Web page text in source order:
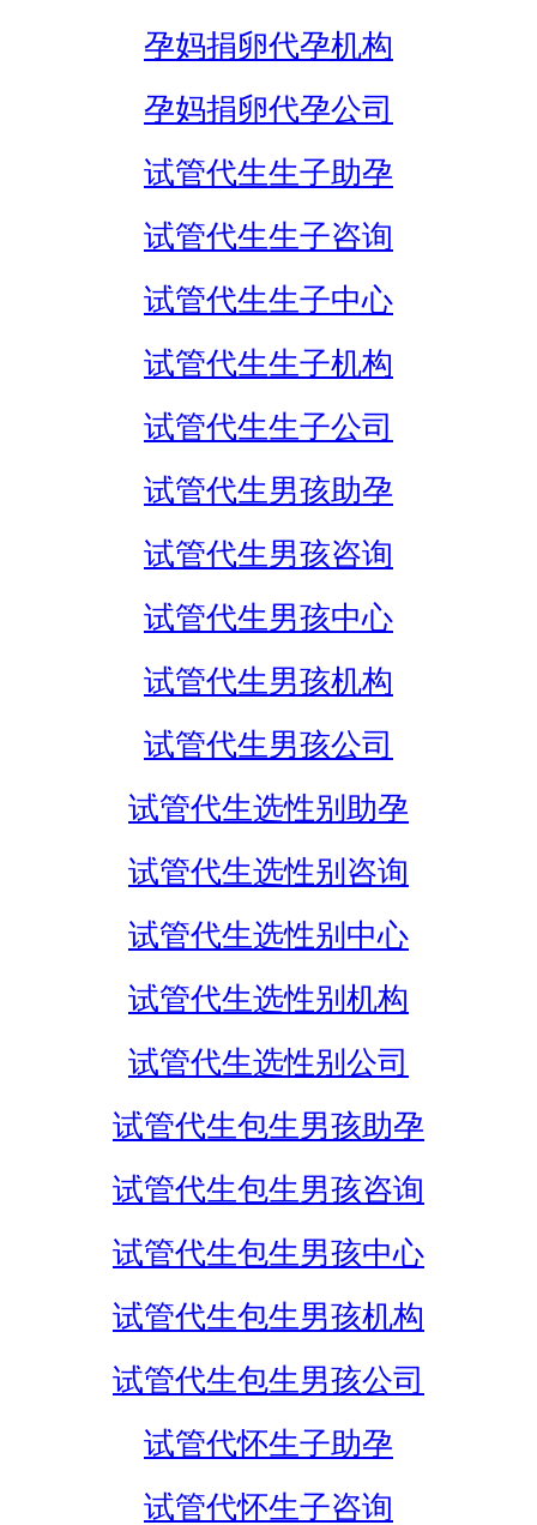
孕妈捐卵代孕机构
孕妈捐卵代孕公司
试管代生生子助孕
试管代生生子咨询
试管代生生子中心
试管代生生子机构
试管代生生子公司
试管代生男孩助孕
试管代生男孩咨询
试管代生男孩中心
试管代生男孩机构
试管代生男孩公司
试管代生选性别助孕
试管代生选性别咨询
试管代生选性别中心
试管代生选性别机构
试管代生选性别公司
试管代生包生男孩助孕
试管代生包生男孩咨询
试管代生包生男孩中心
试管代生包生男孩机构
试管代生包生男孩公司
试管代怀生子助孕
试管代怀生子咨询